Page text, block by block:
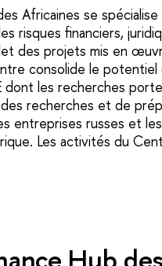
Africaines se
risques financiers,
des projets mis en
consolide le
dont les recherches
recherches et de
entreprises russes et
Les activités du